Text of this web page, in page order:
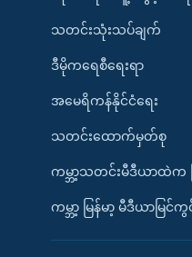
သတင်းသုံးသပ်ချက်
ဒီမိုကရေစီရေးရာ
အမေရိကန်နိုင်ငံရေး
သတင်းထောက်မှတ်စု
ကမ္ဘာ့သတင်းမီဒီယာထဲက
ကမ္ဘာ့ မြန်မာ့ မီဒီယာမြင်